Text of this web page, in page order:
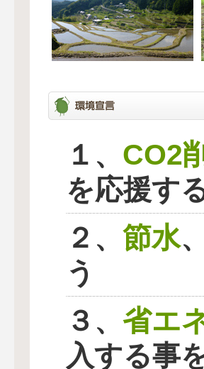
１、 CO2
を応援す
２、 節水、
う
３、 省エ
入する事